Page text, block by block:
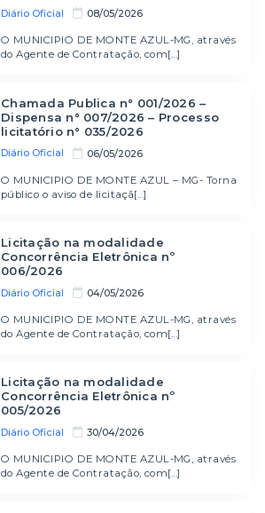
Diário Oficial 08/05/2026
O MUNICIPIO DE MONTE AZUL-MG, através
do Agente de Contratação, com[...]
Diário Oficial 06/05/2026
Chamada Publica n° 001/2026 –
Dispensa n° 007/2026 – Processo
licitatório n° 035/2026
O MUNICIPIO DE MONTE AZUL – MG- Torna
público o aviso de licitaçã[...]
Diário Oficial 04/05/2026
Licitação na modalidade
Concorrência Eletrônica nº
006/2026
O MUNICIPIO DE MONTE AZUL-MG, através
do Agente de Contratação, com[...]
Diário Oficial 30/04/2026
Licitação na modalidade
Concorrência Eletrônica nº
005/2026
O MUNICIPIO DE MONTE AZUL-MG, através
do Agente de Contratação, com[...]